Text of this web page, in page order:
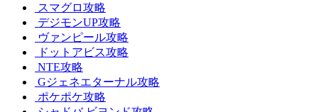
スマグロ攻略
デジモンUP攻略
ヴァンピール攻略
ドットアビス攻略
NTE攻略
Gジェネエターナル攻略
ポケポケ攻略